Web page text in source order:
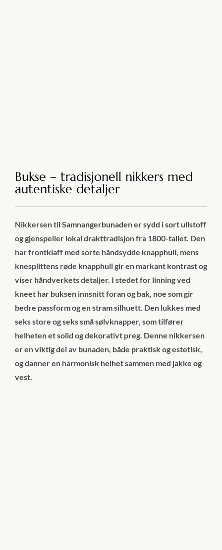
Bukse – tradisjonell nikkers med
autentiske detaljer
Nikkersen til Samnangerbunaden er sydd i sort ullstoff
og gjenspeiler lokal drakttradisjon fra 1800-tallet. Den
har frontklaff med sorte håndsydde knapphull, mens
knesplittens røde knapphull gir en markant kontrast og
viser håndverkets detaljer. I stedet for linning ved
kneet har buksen innsnitt foran og bak, noe som gir
bedre passform og en stram silhuett. Den lukkes med
seks store og seks små sølvknapper, som tilfører
helheten et solid og dekorativt preg. Denne nikkersen
er en viktig del av bunaden, både praktisk og estetisk,
og danner en harmonisk helhet sammen med jakke og
vest.